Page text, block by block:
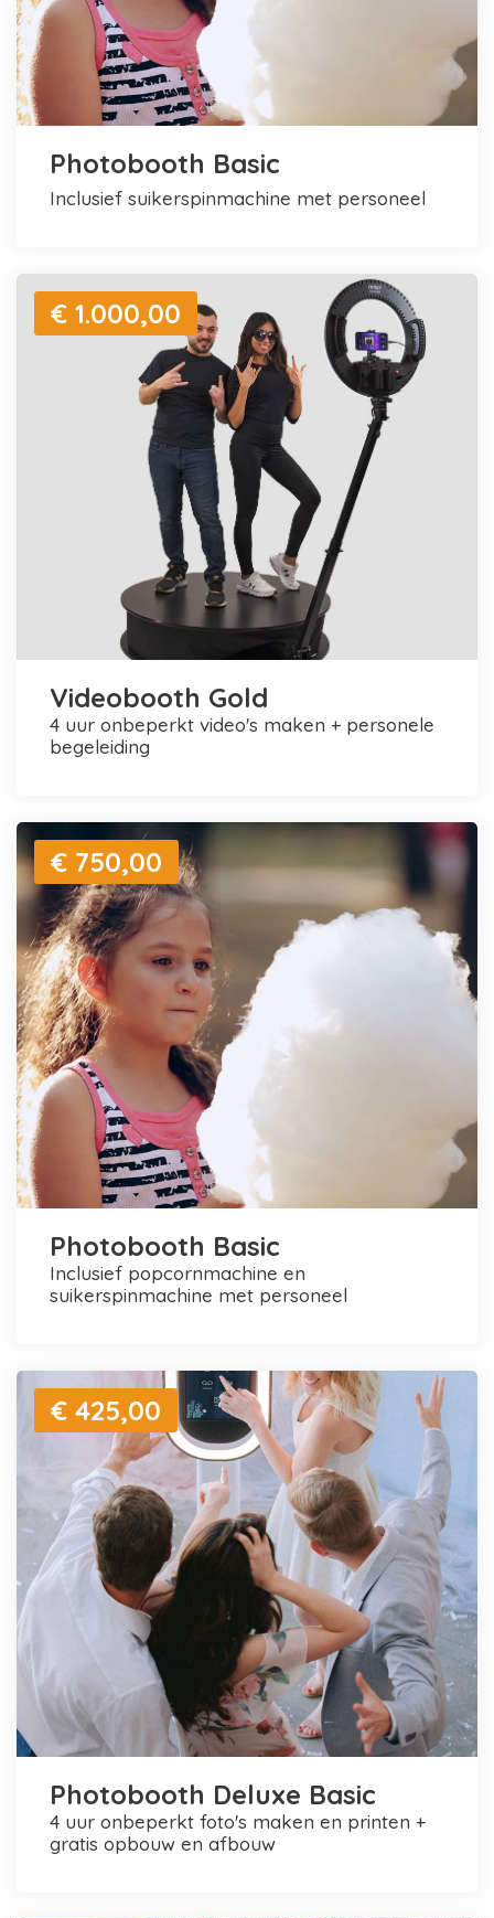
Photobooth Basic
inclusief suikerspinmachine met personeel
€ 1.000,00
Videobooth Gold
4 uur onbeperkt video's maken + personele
begeleiding
€ 750,00
Photobooth Basic
inclusief popcornmachine en
suikerspinmachine met personeel
€ 425,00
Photobooth Deluxe Basic
4 uur onbeperkt foto's maken en printen +
gratis opbouw en afbouw